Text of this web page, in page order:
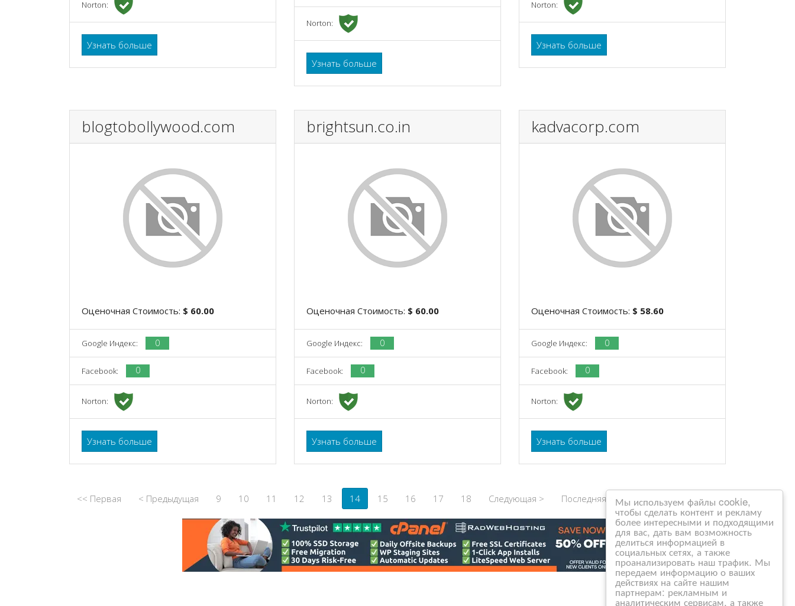
Мы используем файлы cookie,
чтобы сделать контент и рекламу
более интересными и подходящими
для вас, дать вам возможность
делиться информацией в
социальных сетях, а также
проанализировать наш трафик. Мы
передаем информацию о ваших
действиях на сайте нашим
партнерам: рекламным и
аналитическим сервисам, а также
Norton:
Узнать больше
Norton:
Узнать больше
Norton:
Узнать больше
blogtobollywood.com
Оценочная Стоимость: $ 60.00
Google Индекс: 0
Facebook: 0
Norton:
Узнать больше
brightsun.co.in
Оценочная Стоимость: $ 60.00
Google Индекс: 0
Facebook: 0
Norton:
Узнать больше
kadvacorp.com
Оценочная Стоимость: $ 58.60
Google Индекс: 0
Facebook: 0
Norton:
Узнать больше
<< Первая < Предыдущая 9 10 11 12 13 14 15 16 17 18 Следующая > Последняя >>